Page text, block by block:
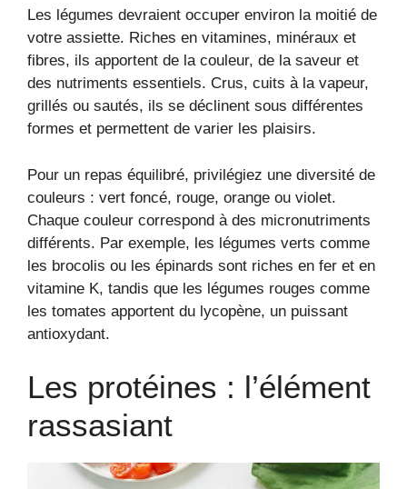
Les légumes devraient occuper environ la moitié de
votre assiette. Riches en vitamines, minéraux et
fibres, ils apportent de la couleur, de la saveur et
des nutriments essentiels. Crus, cuits à la vapeur,
grillés ou sautés, ils se déclinent sous différentes
formes et permettent de varier les plaisirs.
Pour un repas équilibré, privilégiez une diversité de
couleurs : vert foncé, rouge, orange ou violet.
Chaque couleur correspond à des micronutriments
différents. Par exemple, les légumes verts comme
les brocolis ou les épinards sont riches en fer et en
vitamine K, tandis que les légumes rouges comme
les tomates apportent du lycopène, un puissant
antioxydant.
Les protéines : l’élément
rassasiant